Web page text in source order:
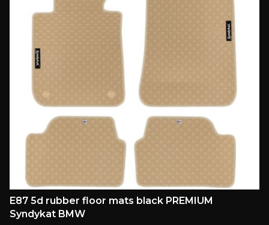
E87 5d rubber floor mats black PREMIUM
Syndykat BMW